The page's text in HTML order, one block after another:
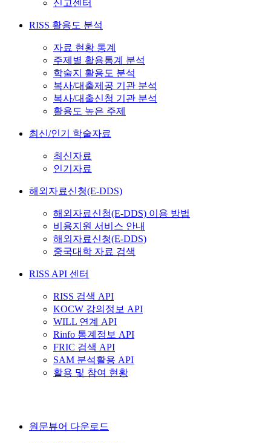
신고센터
RISS 활용도 분석
자료 현황 통계
주제별 활용통계 분석
학술지 활용도 분석
복사/대출제공 기관 분석
복사/대출신청 기관 분석
활용도 높은 주제
최신/인기 학술자료
최신자료
인기자료
해외자료신청(E-DDS)
해외자료신청(E-DDS) 이용 방법
비용지원 서비스 안내
해외자료신청(E-DDS)
중국대학 자료 검색
RISS API 센터
RISS 검색 API
KOCW 강의정보 API
WILL 연계 API
Rinfo 통계정보 API
FRIC 검색 API
SAM 분석활용 API
활용 및 참여 현황
원문뷰어 다운로드